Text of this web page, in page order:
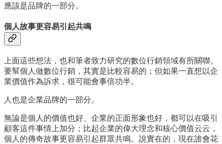
應該是品牌的一部分。
個人故事更容易引起共鳴
上面這些想法，也和筆者致力研究的數位行銷領域有所關聯。
要幫個人做數位行銷，其實是比較容易的；但如果一直想以企
業價值作為訴求，很可能會事倍功半。
人也是企業品牌的一部分。
無論是個人的價值也好、企業的正面形象也好，都可以在吸引
顧客這件事情上加分；比起企業的偉大理念和核心價值云云，
個人的傳奇故事更容易引起群眾共鳴。說實在的，現在誰會花